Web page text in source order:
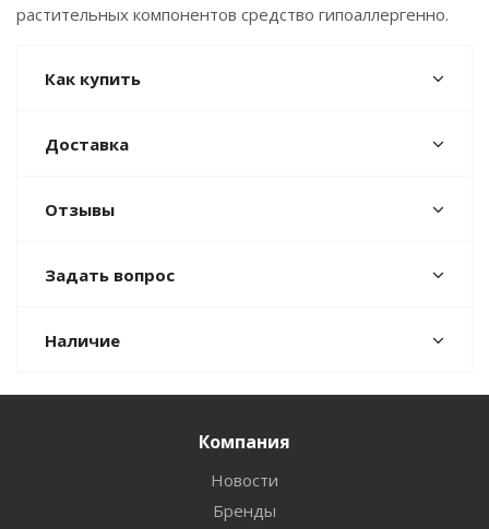
растительных компонентов средство гипоаллергенно.
Как купить
Доставка
Отзывы
Задать вопрос
Наличие
Компания
Новости
Бренды